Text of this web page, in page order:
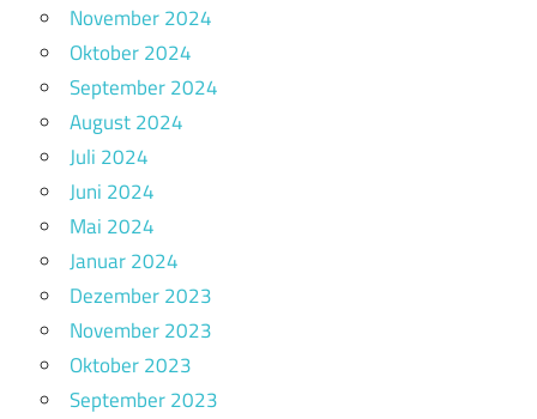
November 2024
Oktober 2024
September 2024
August 2024
Juli 2024
Juni 2024
Mai 2024
Januar 2024
Dezember 2023
November 2023
Oktober 2023
September 2023